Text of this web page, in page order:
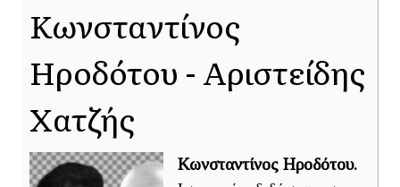
Κωνσταντίνος
Ηροδότου - Αριστείδης
Χατζής
Κωνσταντίνος Ηροδότου.